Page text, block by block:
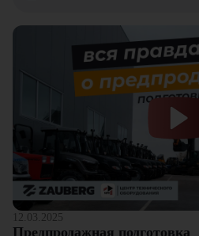
обеспечиваем сервисное
📞 Звоните прямо сейчас для
Выбирайте надежность и качество
12.03.2025
Предпродажная подготовка